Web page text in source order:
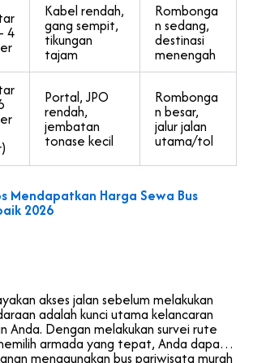
4
Kabel rendah,
gang sempit,
tikungan
tajam
Rombonga
n sedang,
destinasi
menengah
Portal, JPO
rendah,
jembatan
tonase kecil
Rombonga
n besar,
jalur jalan
utama/tol
Mendapatkan Harga Sewa Bus
2026
akses jalan sebelum melakukan
adalah kunci utama kelancaran
Anda. Dengan melakukan survei rute
armada yang tepat, Anda dapat
menggunakan bus pariwisata murah